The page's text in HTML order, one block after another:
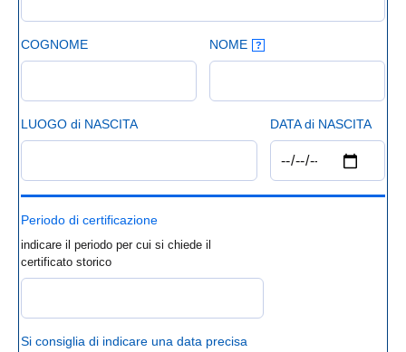
COGNOME NOME ?
LUOGO di NASCITA DATA di NASCITA
Periodo di certificazione
indicare il periodo per cui si chiede il
certificato storico
Si consiglia di indicare una data precisa